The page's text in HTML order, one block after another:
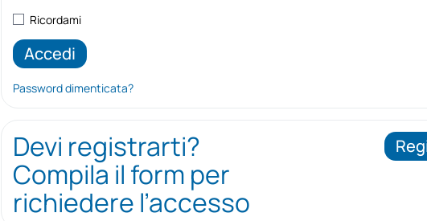
Ricordami
Password dimenticata?
Devi registrarti?
Compila il form per
richiedere l’accesso